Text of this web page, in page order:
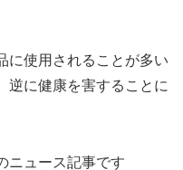
に使用されることが多い
逆に健康を害することに
ニュース記事です